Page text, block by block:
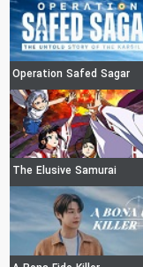
Operation Safed Sagar
The Elusive Samurai